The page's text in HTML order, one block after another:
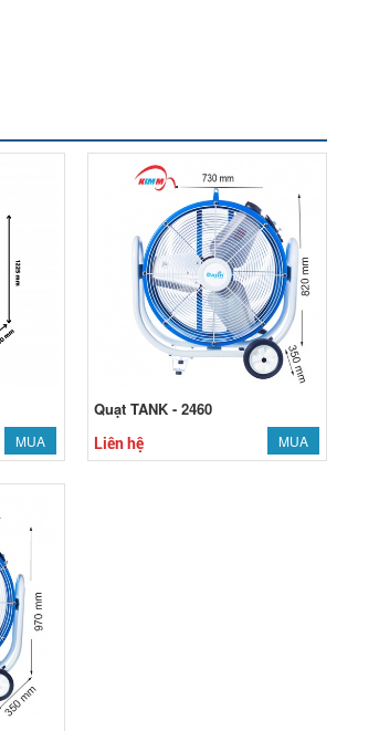
MUA
Quạt TANK - 2460
Liên hệ MUA